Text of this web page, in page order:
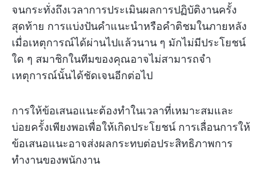
จนกระทั่งถึงเวลาการประเมินผลการปฏิบัติงานครั้ง
สุดท้าย การแบ่งปันคำแนะนำหรือคำติชมในภายหลัง
เมื่อเหตุการณ์ได้ผ่านไปแล้วนาน ๆ มักไม่มีประโยชน์
ใด ๆ สมาชิกในทีมของคุณอาจไม่สามารถจำ
เหตุการณ์นั้นได้ชัดเจนอีกต่อไป
การให้ข้อเสนอแนะต้องทำในเวลาที่เหมาะสมและ
บ่อยครั้งเพียงพอเพื่อให้เกิดประโยชน์ การเลื่อนการให้
ข้อเสนอแนะอาจส่งผลกระทบต่อประสิทธิภาพการ
ทำงานของพนักงาน